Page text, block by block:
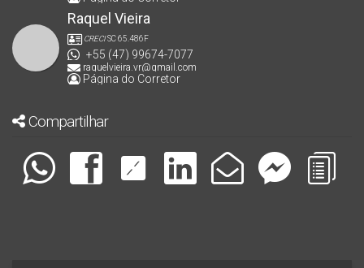
Raquel Vieira
CRECISC 65.486F
+55 (47) 99674-7077
raquelvieira.vr@gmail.com
Página do Corretor
Compartilhar